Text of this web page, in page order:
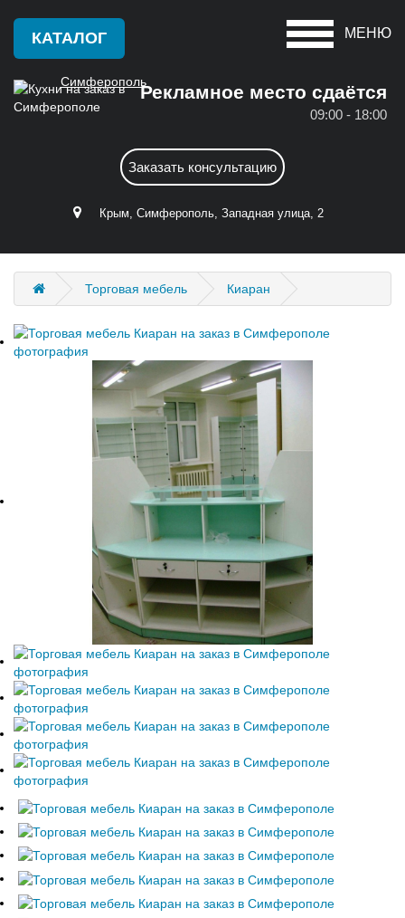
МЕНЮ
КАТАЛОГ
Рекламное место сдаётся
09:00 - 18:00
Заказать консультацию
Симферополь
Армянск
Б
Бахчисарай
Белогорск
Д
Джанкой
Красноперекопск
Саки
Севастополь
Судак
Феодосия
Крым, Симферополь, Западная улица, 2
Торговая мебель Киаран